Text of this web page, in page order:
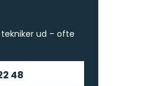
ud – ofte
48